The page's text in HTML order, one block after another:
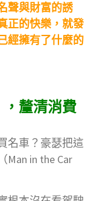
聲與財富的誘
正的快樂，就發
經擁有了什麼的
釐清消費
名車？豪瑟把這
in the Car